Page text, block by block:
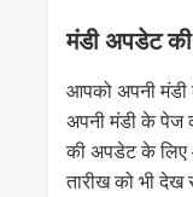
मंडी अपडेट
आपको अपनी मंडी
अपनी मंडी के पेज
की अपडेट के लिए
तारीख को भी